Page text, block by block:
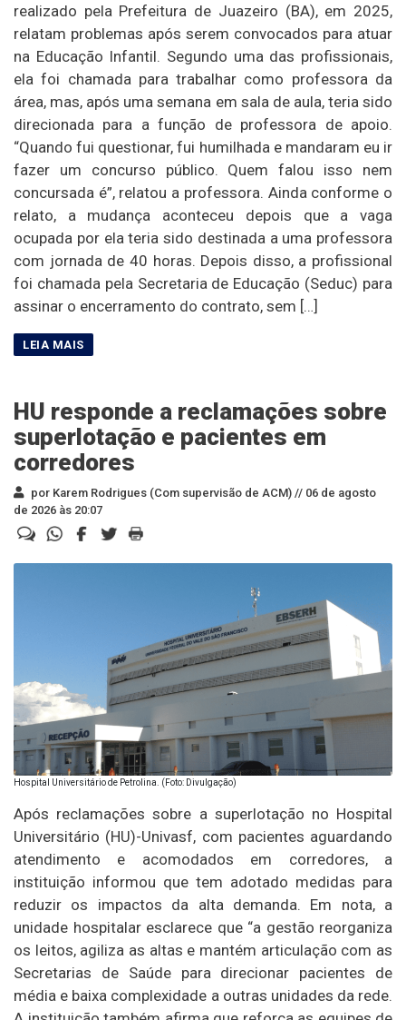
realizado pela Prefeitura de Juazeiro (BA), em 2025,
relatam problemas após serem convocados para atuar
na Educação Infantil. Segundo uma das profissionais,
ela foi chamada para trabalhar como professora da
área, mas, após uma semana em sala de aula, teria sido
direcionada para a função de professora de apoio.
“Quando fui questionar, fui humilhada e mandaram eu ir
fazer um concurso público. Quem falou isso nem
concursada é”, relatou a professora. Ainda conforme o
relato, a mudança aconteceu depois que a vaga
ocupada por ela teria sido destinada a uma professora
com jornada de 40 horas. Depois disso, a profissional
foi chamada pela Secretaria de Educação (Seduc) para
assinar o encerramento do contrato, sem […]
HU responde a reclamações sobre
superlotação e pacientes em
corredores
por Karem Rodrigues (Com supervisão de ACM) // 06 de agosto
de 2026 às 20:07
Hospital Universitário de Petrolina. (Foto: Divulgação)
Após reclamações sobre a superlotação no Hospital
Universitário (HU)-Univasf, com pacientes aguardando
atendimento e acomodados em corredores, a
instituição informou que tem adotado medidas para
reduzir os impactos da alta demanda. Em nota, a
unidade hospitalar esclarece que “a gestão reorganiza
os leitos, agiliza as altas e mantém articulação com as
Secretarias de Saúde para direcionar pacientes de
média e baixa complexidade a outras unidades da rede.